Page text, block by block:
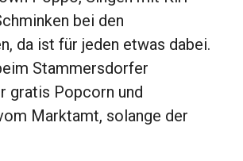
bei den
da ist für jeden etwas dabei.
Stammersdorfer
gratis Popcorn und
Marktamt, solange der